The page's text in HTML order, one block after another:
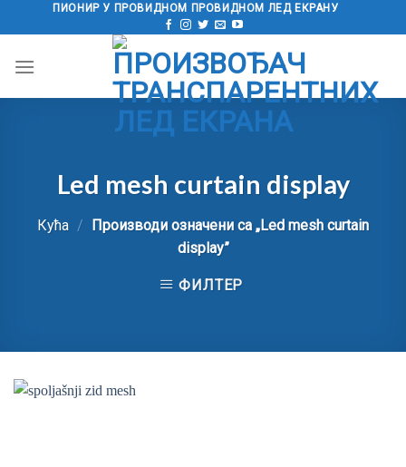
на
ПИОНИР У ПРОВИДНОМ ПРОВИДНОМ ЛЕД ЕКРАНУ
Led mesh curtain display
Кућа / Производи означени са „Led mesh curtain
display”
ФИЛТЕР